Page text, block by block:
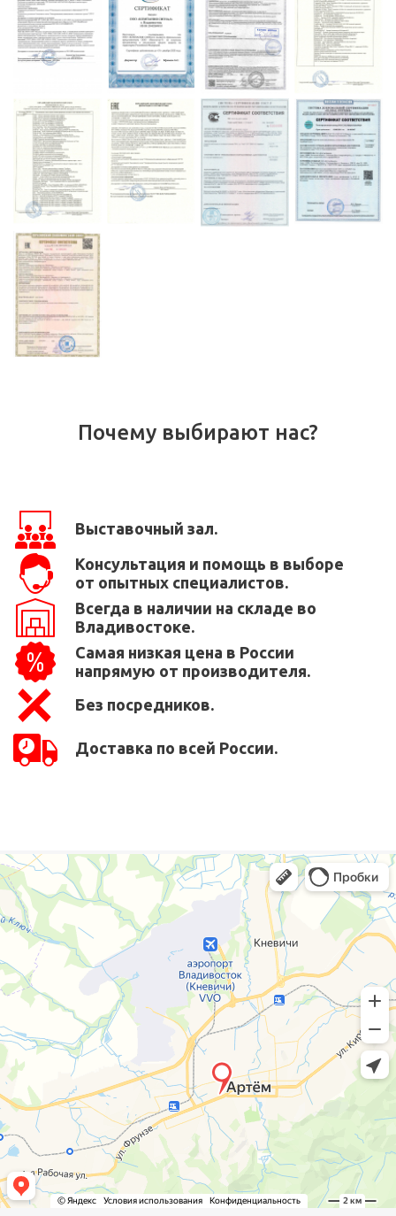
Почему выбирают нас?
Выставочный зал.
Консультация и помощь в выборе
от опытных специалистов.
Всегда в наличии на складе во
Владивостоке.
Самая низкая цена в России
напрямую от производителя.
Без посредников.
Доставка по всей России.